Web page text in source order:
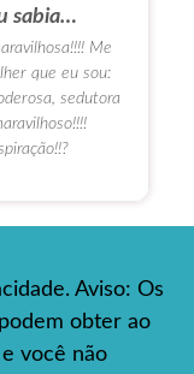
sabia…
Me
que eu sou:
sedutora
Aviso: Os
obter ao
você não